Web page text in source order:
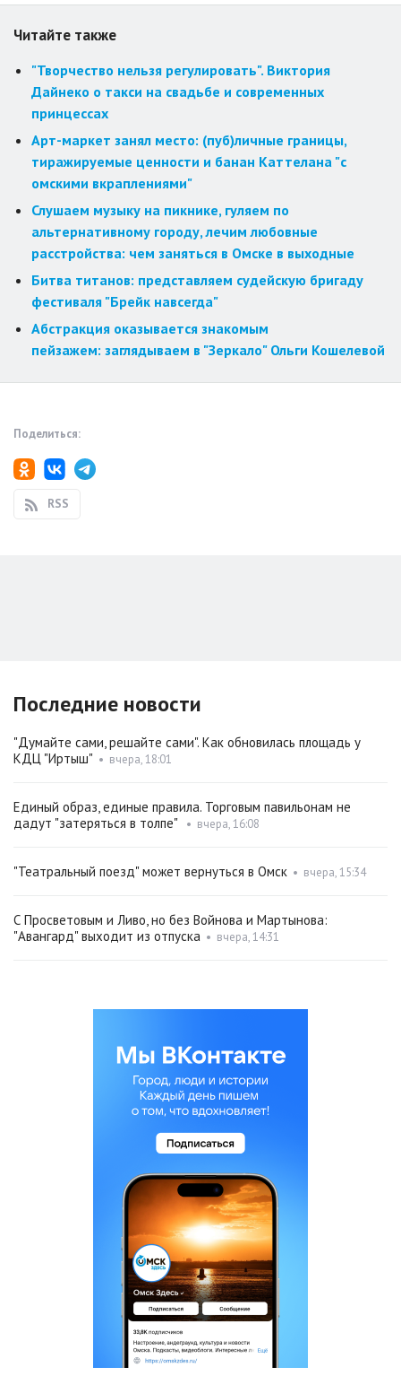
Читайте также
"Творчество нельзя регулировать". Виктория
Дайнеко о такси на свадьбе и современных
принцессах
Арт-маркет занял место: (пуб)личные границы,
тиражируемые ценности и банан Каттелана "с
омскими вкраплениями"
Слушаем музыку на пикнике, гуляем по
альтернативному городу, лечим любовные
расстройства: чем заняться в Омске в выходные
Битва титанов: представляем судейскую бригаду
фестиваля "Брейк навсегда"
Абстракция оказывается знакомым
пейзажем: заглядываем в "Зеркало" Ольги Кошелевой
Поделиться:
RSS
Последние новости
"Думайте сами, решайте сами". Как обновилась площадь у
КДЦ "Иртыш" • вчера, 18:01
Единый образ, единые правила. Торговым павильонам не
дадут "затеряться в толпе"
• вчера, 16:08
"Театральный поезд" может вернуться в Омск • вчера, 15:34
С Просветовым и Ливо, но без Войнова и Мартынова:
"Авангард" выходит из отпуска • вчера, 14:31